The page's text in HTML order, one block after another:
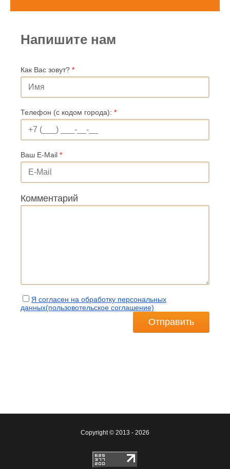
Напишите нам
Как Вас зовут? *
Телефон (с кодом города): *
Ваш E-Mail *
Комментарий
Я согласен на обработку персональных
данных(пользовотельское соглашение)
Отправить
Copyright © 2013 - 2026